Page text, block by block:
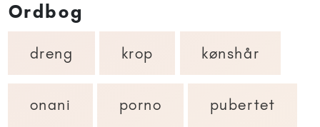
Ordbog
dreng krop kønshår
onani porno pubertet